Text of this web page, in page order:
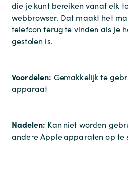
die je kunt bereiken vanaf elk
webbrowser. Dat maakt het
telefoon terug te vinden als je
gestolen is.
Voordelen: Gemakkelijk te
apparaat
Nadelen: Kan niet worden
andere Apple apparaten op te